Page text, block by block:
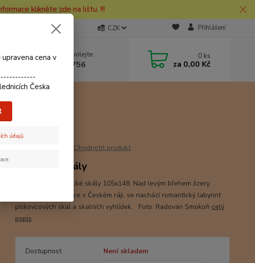
klikněte zde na lištu. !!!
CZK Přihlášení
Nevíte si rady? Zavolejte.
+420 730 127 756
0 ks
za 0,00 Kč
skály
Ohodnotit produkt
Besedické skály
Pohlednice Besedické skály 105x148. Nad levým břehem Jizery,
poblíž obce Besedice v Českém ráji, se nachází romantický labyrint
pískovcových skal a skalních vyhlídek. Foto: Radovan Smokoň celý
popis
Dostupnost
Není skladem
cena v
Česka
údajů.